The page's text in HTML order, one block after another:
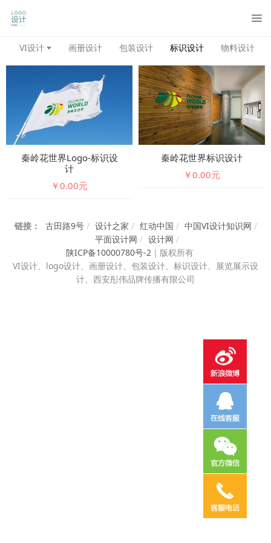
VI设计 画册设计 包装设计 标识设计 物料设计
秦岭花世界logo-标识设
计
￥0.00元
秦岭花世界标识设计
￥0.00元
链接： 古田路9号 / 设计之家 / 红动中国 / 中国VI设计知识网 /
平面设计网 / 设计网 /
陕ICP备10000780号-2 ｜ 版权所有
VI设计、 logo设计、画册设计、包装设计、标识设计、展览展示设
计、西安彤伟品牌传播有限公司